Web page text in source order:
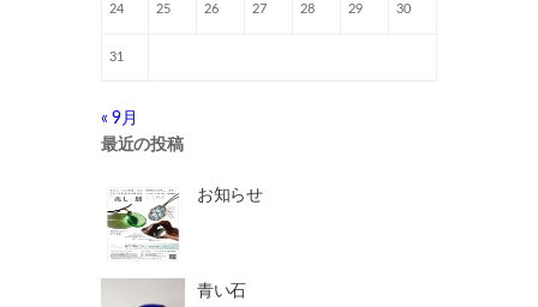
24 25 26 27 28 29 30
31
« 9月
最近の投稿
お知らせ
青い石